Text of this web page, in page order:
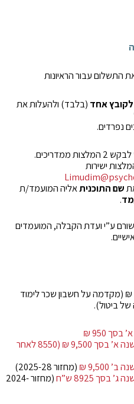
התשלום עבור הראיונות
לקובץ אחד (בלבד) ולהעלות את
נפרדים.
יש לבקש 2 המלצות ממדריכים.
ישירות
שם התוכניתאליה המועמד/ת
.
ע”י ועדת הקבלה, המועמדים
שכר הלימוד לשנה הוא 9,500 ₪ (מקדמה על חשבון שכר לימוד
950 ₪
לתשלום שכר הלימוד לשנה א’ בסך 9,500 ₪ (8550 לאחר
₪
(מחזור 2025-28)
8925 ש”ח
(מחזור 2024-